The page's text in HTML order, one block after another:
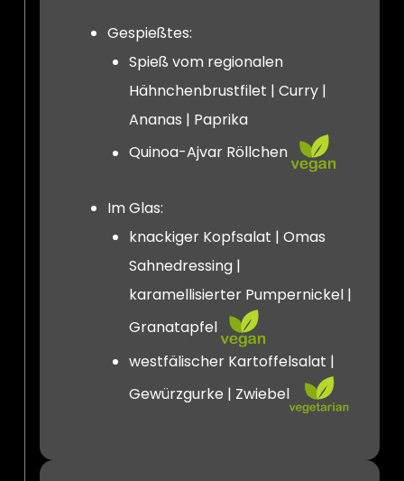
Gespießtes:
Spieß vom regionalen
Hähnchenbrustfilet | Curry |
Ananas | Paprika
Quinoa-Ajvar Röllchen
Im Glas:
knackiger Kopfsalat | Omas
Sahnedressing |
karamellisierter Pumpernickel |
Granatapfel
westfälischer Kartoffelsalat |
Gewürzgurke | Zwiebel